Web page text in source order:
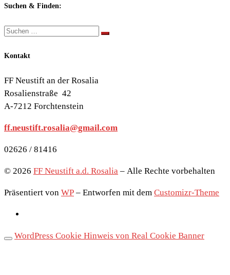
Themen:
Suchen & Finden:
Suche
Suchen …
Kontakt
FF Neustift an der Rosalia
Rosalienstraße 42
A-7212 Forchtenstein
ff.neustift.rosalia@gmail.com
02626 / 81416
© 2026 FF Neustift a.d. Rosalia – Alle Rechte vorbehalten
Präsentiert von WP – Entworfen mit dem Customizr-Theme
WordPress Cookie Hinweis von Real Cookie Banner